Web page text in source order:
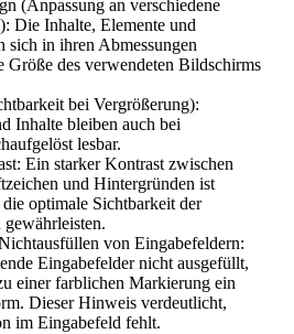
(Anpassung an verschiedene
Die Inhalte, Elemente und
sich in ihren Abmessungen
Größe des verwendeten Bildschirms
bei Vergrößerung):
Inhalte bleiben auch bei
lesbar.
Ein starker Kontrast zwischen
und Hintergründen ist
optimale Sichtbarkeit der
gewährleisten.
von Eingabefeldern:
Eingabefelder nicht ausgefüllt,
einer farblichen Markierung ein
Dieser Hinweis verdeutlicht,
im Eingabefeld fehlt.